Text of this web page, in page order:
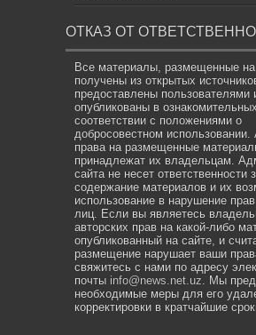
ОТКАЗ ОТ
Все материалы, размещенные на
получены из открытых
предоставлены пользователями
опубликованы в
соответствии с положениями о
добросовестном использовании.
права на размещенные
принадлежат их владельцам.
сайта не несет ответственности
содержание материалов и их
использование в нарушение прав
лиц. Если вы являетесь
авторских прав на какой-либо
опубликованный на сайте, и
размещение нарушает ваши
свяжитесь с нами по адресу
почты info@news.net.uz. Мы
необходимые меры для его
корректировки в кратчайшие